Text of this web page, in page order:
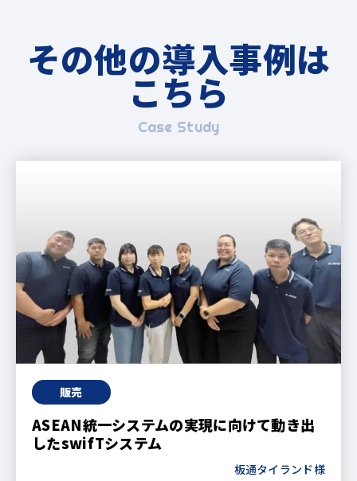
その他の導入事例は
こちら
販売
ASEAN統一システムの実現に向けて動き出
したswifTシステム
板通タイランド様